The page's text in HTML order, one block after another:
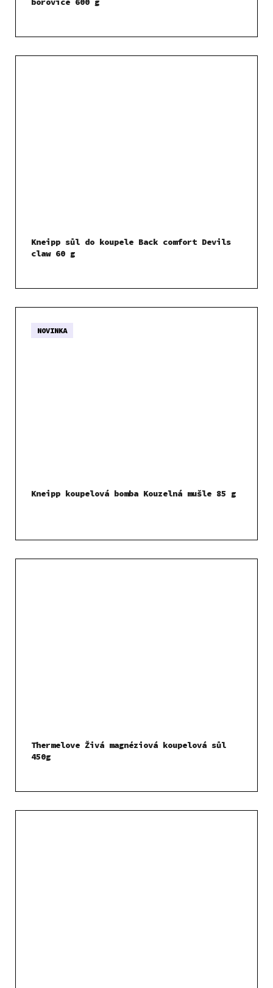
Kneipp sůl do koupele Back comfort Devils
claw 60 g
NOVINKA
Kneipp koupelová bomba Kouzelná mušle 85 g
Thermelove Živá magnéziová koupelová sůl
450g